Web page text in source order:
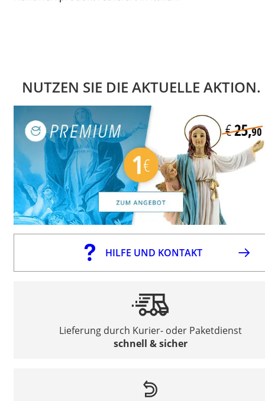
NUTZEN SIE DIE AKTUELLE AKTION.
HILFE UND KONTAKT
Lieferung durch Kurier- oder Paketdienst
schnell & sicher